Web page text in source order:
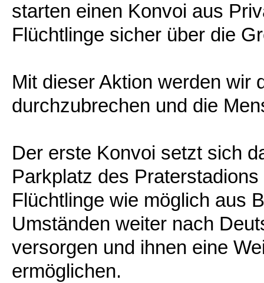
starten einen Konvoi aus
Flüchtlinge sicher über die
Mit dieser Aktion werden wir
durchzubrechen und die
Der erste Konvoi setzt sich
Parkplatz des
Flüchtlinge wie möglich aus
Umständen weiter nach
versorgen und ihnen eine
ermöglichen.